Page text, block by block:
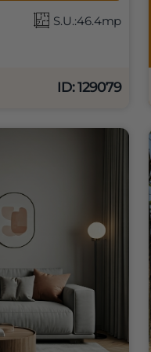
S.U.:46.4mp
ID: 129079